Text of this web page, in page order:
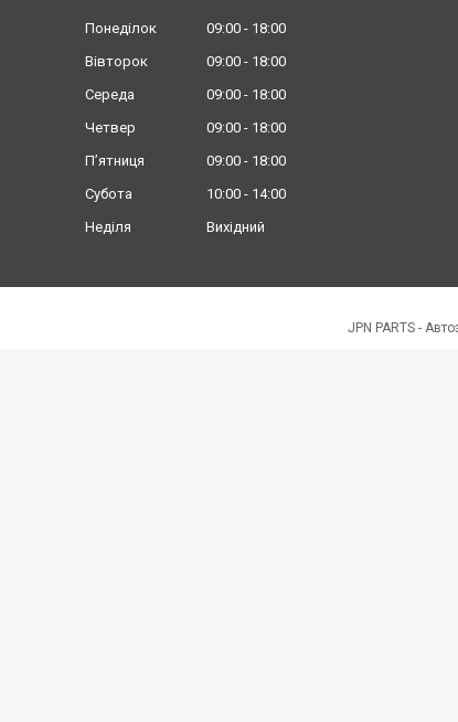
Понеділок 09:00
18:00
Вівторок
09:00
18:00
Середа
09:00
18:00
Четвер
09:00
18:00
Пʼятниця
09:00
18:00
Субота
10:00
14:00
Неділя
Вихідний